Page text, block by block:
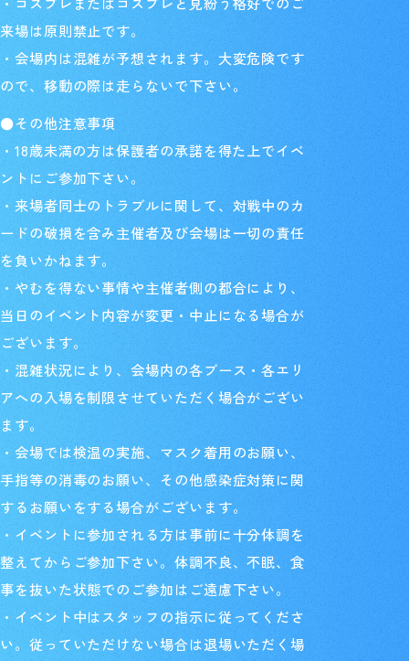
来場は原則禁止です。
・会場内は混雑が予想されます。大変危険です
ので、移動の際は走らないで下さい。
●その他注意事項
・18歳未満の方は保護者の承諾を得た上でイベ
ントにご参加下さい。
・来場者同士のトラブルに関して、対戦中のカ
ードの破損を含み主催者及び会場は一切の責任
を負いかねます。
・やむを得ない事情や主催者側の都合により、
当日のイベント内容が変更・中止になる場合が
ございます。
・混雑状況により、会場内の各ブース・各エリ
アへの入場を制限させていただく場合がござい
ます。
・会場では検温の実施、マスク着用のお願い、
手指等の消毒のお願い、その他感染症対策に関
するお願いをする場合がございます。
・イベントに参加される方は事前に十分体調を
整えてからご参加下さい。体調不良、不眠、食
事を抜いた状態でのご参加はご遠慮下さい。
・イベント中はスタッフの指示に従ってくださ
い。従っていただけない場合は退場いただく場